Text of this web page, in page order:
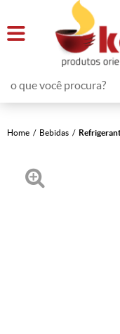
Home Bebidas